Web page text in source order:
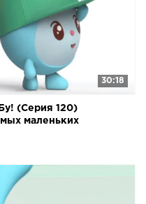
30:18
(Серия 120)
маленьких